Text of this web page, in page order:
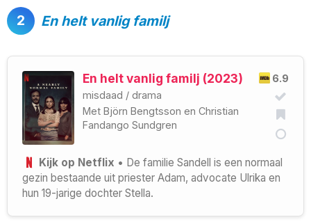
2 En helt vanlig familj
6.9
En helt vanlig familj (2023)
misdaad / drama
Met Björn Bengtsson en Christian
Fandango Sundgren
Kijk op Netflix • De familie Sandell is een normaal
gezin bestaande uit priester Adam, advocate Ulrika en
hun 19-jarige dochter Stella.